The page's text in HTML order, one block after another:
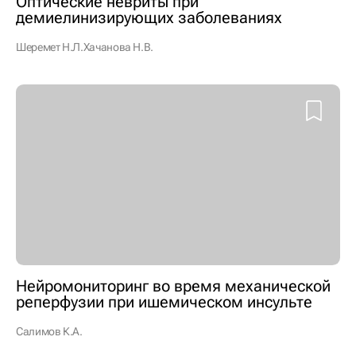
демиелинизирующих заболеваниях
Шеремет Н.Л.Хачанова Н.В.
Нейромониторинг во время механической
реперфузии при ишемическом инсульте
Салимов К.А.